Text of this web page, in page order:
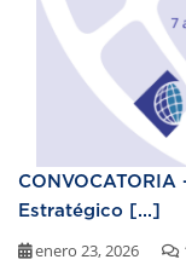
Estratégico [...]
enero 23, 2026